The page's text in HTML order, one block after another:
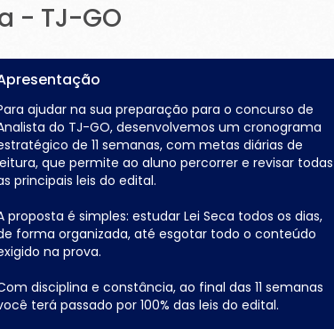
- TJ-GO
ajudar na sua preparação para o concurso de
do TJ-GO, desenvolvemos um cronograma
de 11 semanas, com metas diárias de
que permite ao aluno percorrer e revisar todas
principais leis do edital.
proposta é simples: estudar Lei Seca todos os dias,
forma organizada, até esgotar todo o conteúdo
na prova.
disciplina e constância, ao final das 11 semanas
terá passado por 100% das leis do edital.